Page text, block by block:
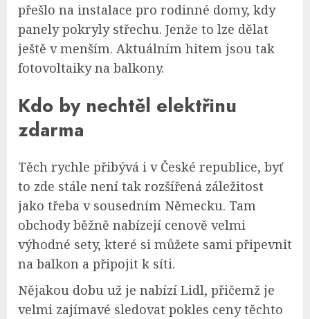
přešlo na instalace pro rodinné domy, kdy
panely pokryly střechu. Jenže to lze dělat
ještě v menším. Aktuálním hitem jsou tak
fotovoltaiky na balkony.
Kdo by nechtěl elektřinu
zdarma
Těch rychle přibývá i v České republice, byť
to zde stále není tak rozšířená záležitost
jako třeba v sousedním Německu. Tam
obchody běžně nabízejí cenově velmi
výhodné sety, které si můžete sami připevnit
na balkon a připojit k síti.
Nějakou dobu už je nabízí Lidl, přičemž je
velmi zajímavé sledovat pokles ceny těchto